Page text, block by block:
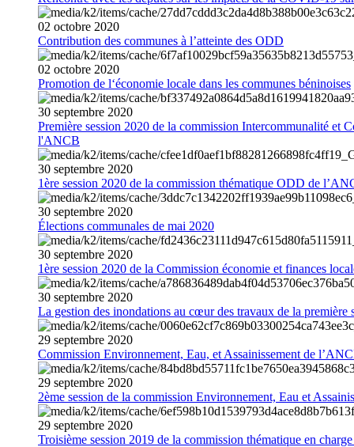
02 octobre 2020
Contribution des communes à l’atteinte des ODD
02 octobre 2020
Promotion de l‘économie locale dans les communes béninoises
30 septembre 2020
Première session 2020 de la commission Intercommunalité et
l'ANCB
30 septembre 2020
1ère session 2020 de la commission thématique ODD de
30 septembre 2020
Élections communales de mai 2020
30 septembre 2020
1ère session 2020 de la Commission économie et finances
30 septembre 2020
La gestion des inondations au cœur des travaux de la première
29 septembre 2020
Commission Environnement, Eau, et Assainissement de
29 septembre 2020
2ème session de la commission Environnement, Eau et
29 septembre 2020
Troisième session 2019 de la commission thématique en